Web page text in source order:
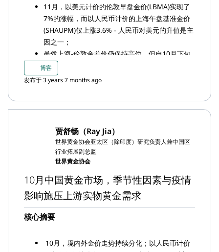
11月，以美元计价的伦敦早盘金价(LBMA)实现了
7%的涨幅，而以人民币计价的上海午盘基准金价
(SHAUPM)仅上涨3.6% - 人民币对美元的升值是主
因之一；
虽然上海-伦敦金差价仍保持高位，但自10月下旬
以来持续收窄，11月平均值为20美元/盎司，较上
月下跌17美元/盎司
的上海黄金交易所（SGE）的黄金出库量为自2013
年最低的11月
元，人民币7.3亿元） ，截至月末总持仓降至50.5
吨（约合29亿美元，205亿元人民币）
11月，中国人民银行（PBoC）增储黄金32吨，这
备的增加。
博客
发布于 3 years 7 months ago
贾舒畅（Ray Jia）
世界黄金协会亚太区（除印度）研究负责人兼中国区
行业拓展副总监
世界黄金协会
10月中国黄金市场，季节性因素与疫情
影响施压上游实物黄金需求
核心摘要
10月，境内外金价走势持续分化；以人民币计价